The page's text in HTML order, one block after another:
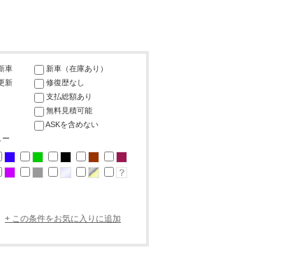
車
新車（在庫あり）
新
修復歴なし
支払総額あり
無料見積可能
ASKを含めない
ー
+ この条件をお気に入りに追加